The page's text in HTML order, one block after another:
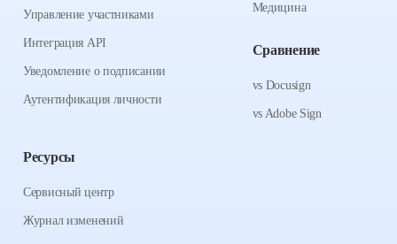
Управление участниками
Интеграция API
Уведомление о подписании
Аутентификация личности
Медицина
Сравнение
vs Docusign
vs Adobe Sign
Ресурсы
Сервисный центр
Журнал изменений